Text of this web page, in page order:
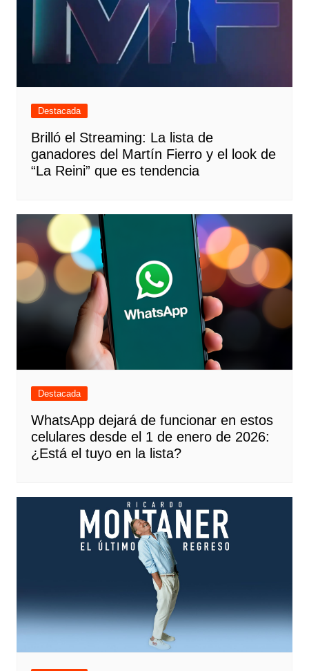
Destacada
Brilló el Streaming: La lista de
ganadores del Martín Fierro y el look de
“La Reini” que es tendencia
Destacada
WhatsApp dejará de funcionar en estos
celulares desde el 1 de enero de 2026:
¿Está el tuyo en la lista?